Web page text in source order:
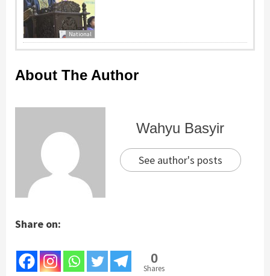
National
About The Author
Wahyu Basyir
See author's posts
Share on:
0
Shares